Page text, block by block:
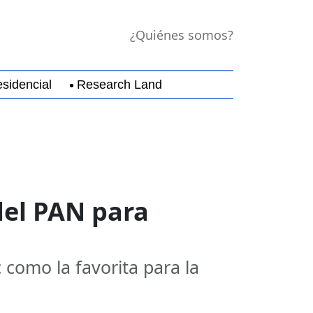
¿Quiénes somos?
Research Land
PAN para
como la favorita para la